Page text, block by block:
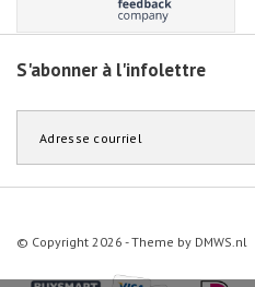
S'abonner à l'infolettre
© Copyright 2026 - Theme by DMWS.nl